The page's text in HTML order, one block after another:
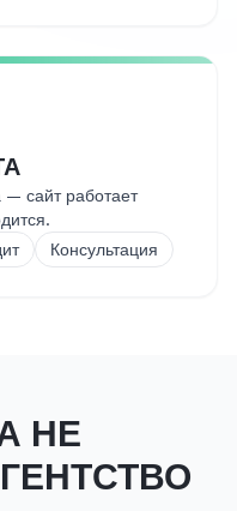
— сайт работает
Консультация
НЕ